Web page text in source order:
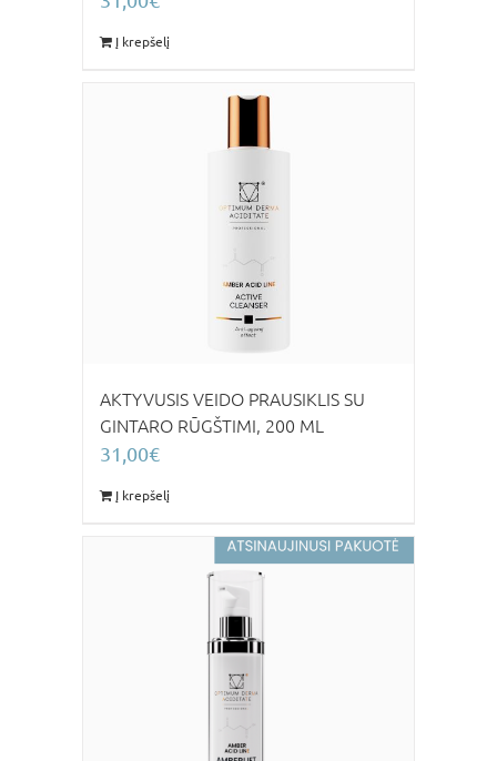
Į krepšelį
AKTYVUSIS VEIDO PRAUSIKLIS SU
GINTARO RŪGŠTIMI, 200 ML
31,00€
Į krepšelį